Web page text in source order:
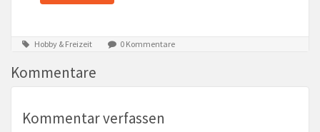
Hobby & Freizeit 0 Kommentare
Kommentare
Kommentar verfassen